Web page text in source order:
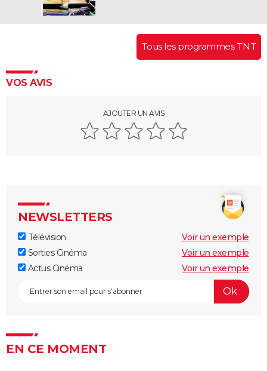
Tous les programmes TNT
VOS AVIS
AJOUTER UN AVIS
NEWSLETTERS
Télévision
Voir un exemple
Sorties Cinéma
Voir un exemple
Actus Cinéma
Voir un exemple
EN CE MOMENT